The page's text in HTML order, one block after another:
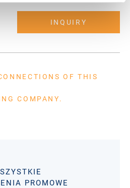
INQUIRY
OF THIS
COMPANY.
PROMOWE